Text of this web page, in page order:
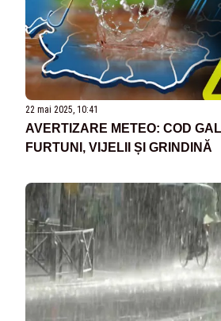
22 mai 2025, 10:41
AVERTIZARE METEO: COD
FURTUNI, VIJELII ȘI GRINDINĂ